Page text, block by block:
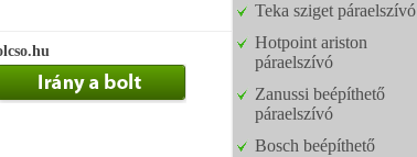
Teka sziget páraelszívó
Hotpoint ariston
páraelszívó
Zanussi beépíthető
páraelszívó
Bosch beépíthető